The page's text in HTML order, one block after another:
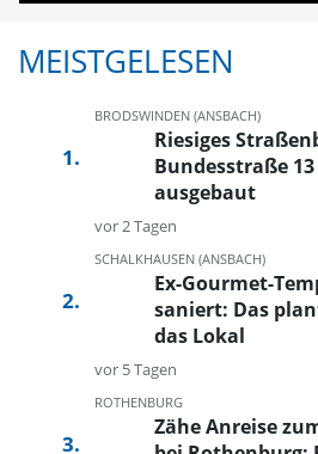
MEISTGELESEN
BRODSWINDEN (ANSBACH)
Riesiges
Bundesstraße
ausgebaut
vor 2 Tagen
SCHALKHAUSEN (ANSBACH)
Ex-Gourmet-
saniert: Das
das Lokal
vor 5 Tagen
ROTHENBURG
Zähe Anreise